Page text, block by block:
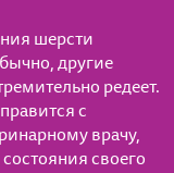
шерсти
другие
редеет.
с
врачу,
своего